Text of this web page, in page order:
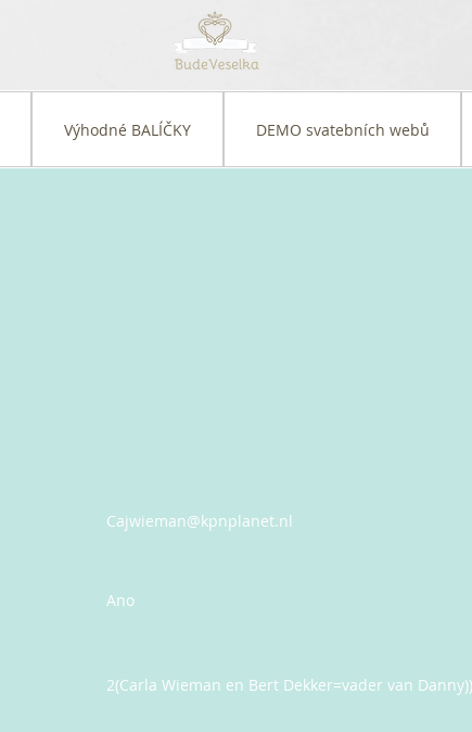
Výhodné BALÍČKY DEMO svatebních webů
Cajwieman@kpnplanet.nl
Ano
2(Carla Wieman en Bert Dekker=vader van Danny))